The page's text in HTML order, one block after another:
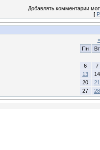
Добавлять комментарии
[
«
Пн
Вт
6
7
13
14
20
21
27
28